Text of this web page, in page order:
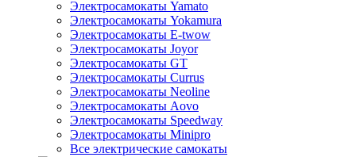
Электросамокаты Yamato
Электросамокаты Yokamura
Электросамокаты E-twow
Электросамокаты Joyor
Электросамокаты GT
Электросамокаты Currus
Электросамокаты Neoline
Электросамокаты Aovo
Электросамокаты Speedway
Электросамокаты Minipro
Все электрические самокаты